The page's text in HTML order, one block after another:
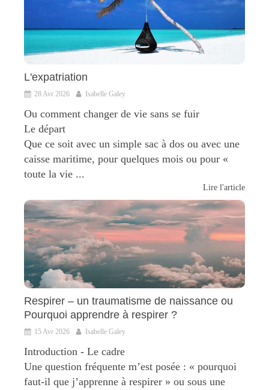
L'expatriation
28 Avr 2026 Isabelle Galey
Ou comment changer de vie sans se fuir
Le départ
Que ce soit avec un simple sac à dos ou avec une
caisse maritime, pour quelques mois ou pour «
toute la vie ...
Lire l'article
Respirer – un traumatisme de naissance ou
Pourquoi apprendre à respirer ?
15 Avr 2026 Isabelle Galey
Introduction - Le cadre
Une question fréquente m’est posée : « pourquoi
faut-il que j’apprenne à respirer » ou sous une